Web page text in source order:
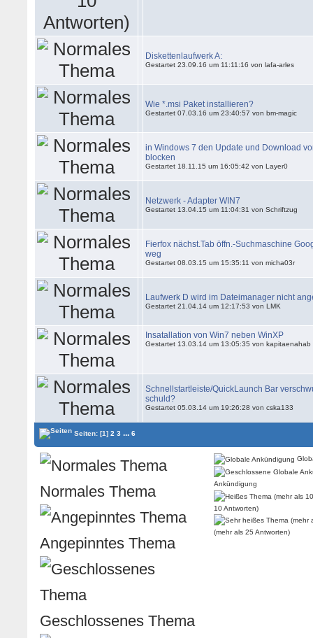
Diskettenlaufwerk A:
Gestartet 23.09.16 um 11:11:16 von lafa-arles
Wie *.msi Paket installieren?
Gestartet 07.03.16 um 23:40:57 von bm-magic
in Windows 7 den Update und Download
blocken
Gestartet 18.11.15 um 16:05:42 von Layer0
Netzwerk - Adapter WIN7
Gestartet 13.04.15 um 11:04:31 von Schriftzug
Fierfox nächst.Tab öffn.-Suchmaschine
weg
Gestartet 08.03.15 um 15:35:11 von micha03r
Laufwerk D wird im Dateimanager nicht
Gestartet 21.04.14 um 12:17:53 von LMK
Insatallation von Win7 neben WinXP
Gestartet 13.03.14 um 13:05:35 von kapitaenahab
Schnellstartleiste/QuickLaunch Bar
schuld?
Gestartet 05.03.14 um 19:26:28 von cska133
Seiten:[1] 2 3 ... 6
Normales Thema
Angepinntes Thema
Geschlossenes Thema
Ankündigung
10 Antworten)
(mehr als 25 Antworten)